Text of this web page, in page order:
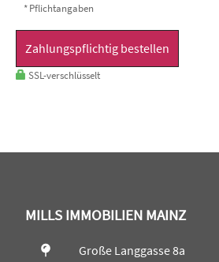
* Pflichtangaben
Zahlungspflichtig bestellen
SSL-verschlüsselt
MILLS IMMOBILIEN MAINZ
Große Langgasse 8a